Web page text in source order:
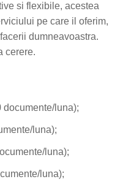
si flexibile, acestea
pe care il oferim,
dumneavoastra.
cerere.
documente/luna);
luna);
luna);
luna);